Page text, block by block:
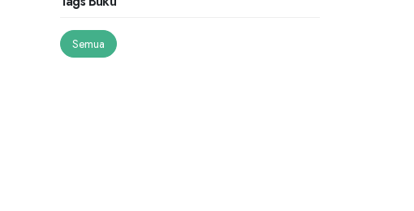
Semua